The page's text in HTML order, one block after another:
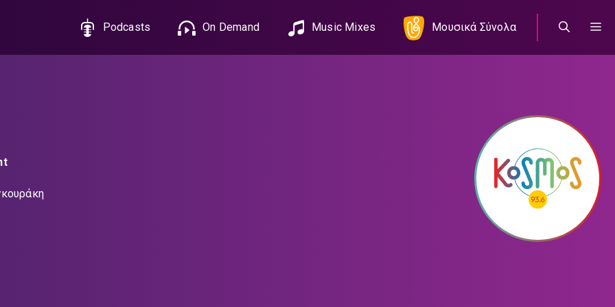
Podcasts On Demand Music Mixes Μουσικά Σύνολα